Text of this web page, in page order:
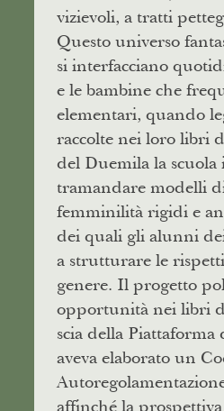
vizievoli, a tratti
Questo universo
si interfacciano
e le bambine che
elementari, quando
raccolte nei loro libri
del Duemila la
tramandare modelli
femminilità rigidi e
dei quali gli alunni
a strutturare le
genere. Il progetto
opportunità nei libri
scia della
aveva elaborato un
affinché la